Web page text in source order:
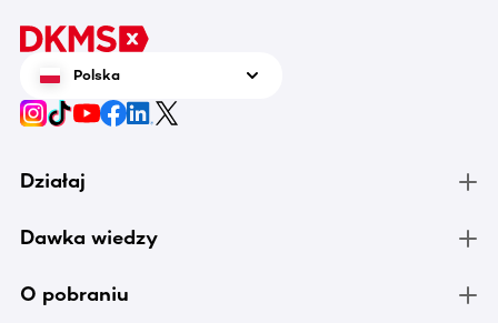
Polska
Działaj
Dawka wiedzy
O pobraniu